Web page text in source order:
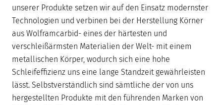
unserer Produkte setzen wir auf den Einsatz modernster
Technologien und verbinen bei der Herstellung Körner
aus Wolframcarbid- eines der härtesten und
verschleißärmsten Materialien der Welt- mit einem
metallischen Körper, wodurch sich eine hohe
Schleifeffizienz uns eine lange Standzeit gewährleisten
lässt. Selbstverständlich sind sämtliche der von uns
hergestellten Produkte mit den führenden Marken von